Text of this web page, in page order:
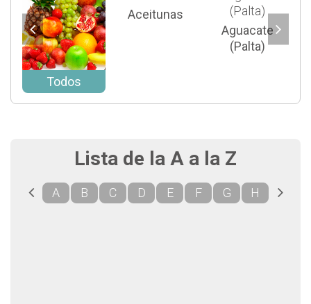
Todos
Aceitunas
Aguacate
(Palta)
Lista de la A a la Z
A B C D E F G H I